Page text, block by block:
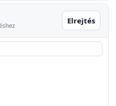
Elrejtés